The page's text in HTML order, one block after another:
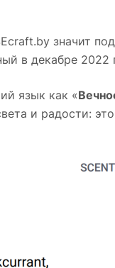
значит
в декабре 2022
язык как «
и радости: